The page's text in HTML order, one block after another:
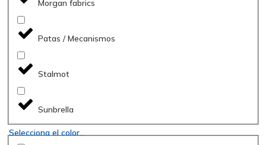
Morgan fabrics
Patas / Mecanismos
Stalmot
Sunbrella
Selecciona el color...